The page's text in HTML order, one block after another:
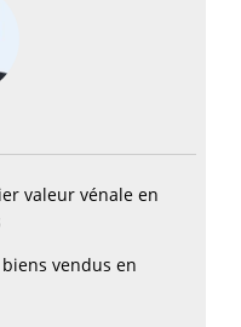
valeur vénale en
vendus en